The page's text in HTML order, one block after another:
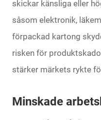
skickar känsliga eller
såsom elektronik,
förpackad kartong
risken för
stärker märkets rykte
Minskade